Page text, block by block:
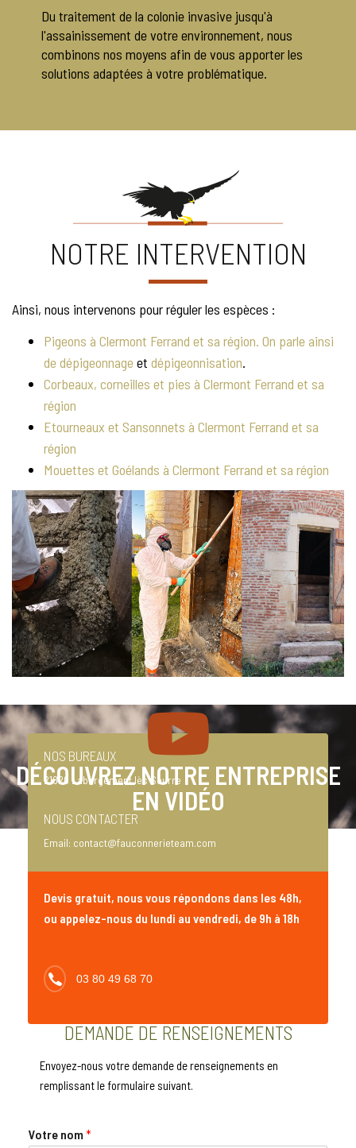
Du traitement de la colonie invasive jusqu'à
l'assainissement de votre environnement, nous
combinons nos moyens afin de vous apporter les
solutions adaptées à votre problématique.
NOTRE INTERVENTION
Ainsi, nous intervenons pour réguler les espèces :
Pigeons à Clermont Ferrand et sa région. On parle ainsi
dedépigeonnageet dépigeonnisation.
Corbeaux, corneilles et pies à Clermont Ferrand et sa
région
Etourneaux et Sansonnets à Clermont Ferrand et sa
région
Mouettes et Goélands à Clermont Ferrand et sa région
DÉCOUVREZ NOTRE ENTREPRISE
EN VIDÉO
NOS BUREAUX
21820 Labergement lès Seurre
NOUS CONTACTER
Email: contact@fauconnerieteam.com
Devis gratuit, nous vous répondons dans les 48h,
ou appelez-nous du lundi au vendredi, de 9h à 18h
03 80 49 68 70
DEMANDE DE RENSEIGNEMENTS
Envoyez-nous votre demande de renseignements en
remplissant le formulaire suivant.
Votre nom*